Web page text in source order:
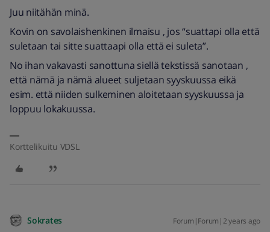
Juu niitähän minä.
Kovin on savolaishenkinen ilmaisu , jos “suattapi olla että
suletaan tai sitte suattaapi olla että ei suleta”.
No ihan vakavasti sanottuna siellä tekstissä sanotaan ,
että nämä ja nämä alueet suljetaan syyskuussa eikä
esim. että niiden sulkeminen aloitetaan syyskuussa ja
loppuu lokakuussa.
Korttelikuitu VDSL
Sokrates Forum|Forum|2 years ago